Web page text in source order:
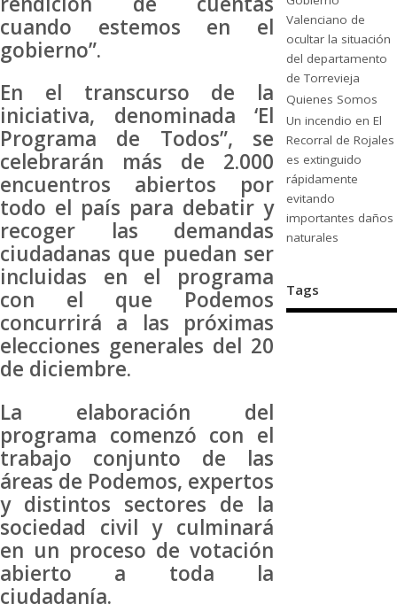
cuando estemos en el
gobierno”.
En el transcurso de la
iniciativa, denominada ‘El
Programa de Todos”, se
celebrarán más de 2.000
encuentros abiertos por
todo el país para debatir y
recoger las demandas
ciudadanas que puedan ser
incluidas en el programa
con el que Podemos
concurrirá a las próximas
elecciones generales del 20
de diciembre.
La elaboración del
programa comenzó con el
trabajo conjunto de las
áreas de Podemos, expertos
y distintos sectores de la
sociedad civil y culminará
en un proceso de votación
abierto a toda la
ciudadanía.
Valenciano de
ocultar la situación
del departamento
de Torrevieja
Quienes Somos
Un incendio en El
Recorral de Rojales
es extinguido
rápidamente
evitando
importantes daños
naturales
Tags